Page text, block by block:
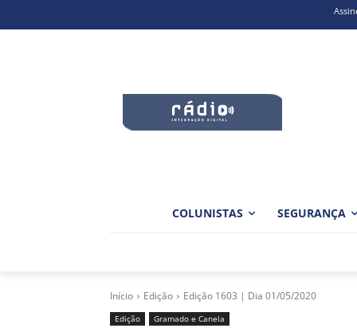
COLUNISTAS SEGURANÇA
Início Edição Edição 1603 | Dia 01/05/2020
Edição Gramado e Canela